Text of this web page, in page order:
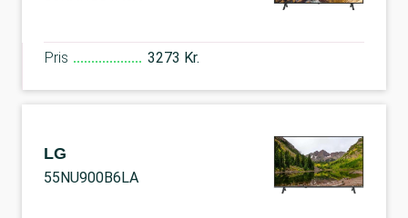
Pris 3273 Kr.
LG
55NU900B6LA